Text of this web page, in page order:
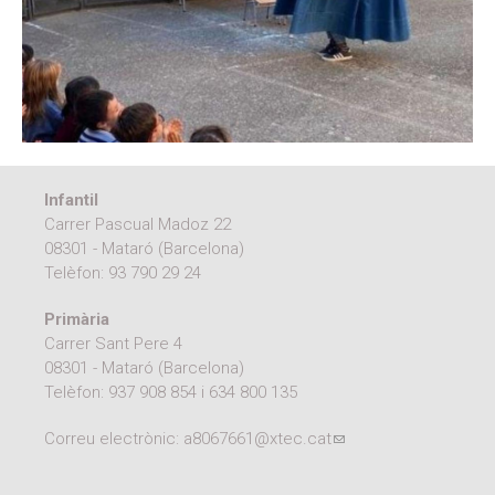
Documents autoritzacions / Justificants
Documentació Activitats Extraescolars
Moodle
Infantil
Carrer Pascual Madoz 22
08301 - Mataró (Barcelona)
Telèfon: 93 790 29 24
Primària
Carrer Sant Pere 4
08301 - Mataró (Barcelona)
Telèfon: 937 908 854 i 634 800 135
Correu electrònic: a8067661@xtec.cat(link sends e-mail)